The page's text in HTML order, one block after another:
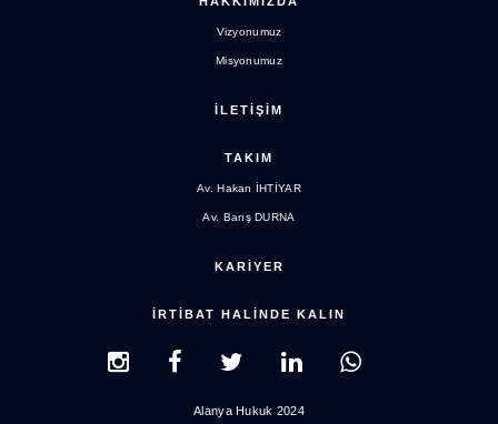
Vizyonumuz
Misyonumuz
İLETİŞİM
TAKIM
Av. Hakan İHTİYAR
Av. Barış DURNA
KARİYER
İRTİBAT HALİNDE KALIN
Alanya Hukuk 2024